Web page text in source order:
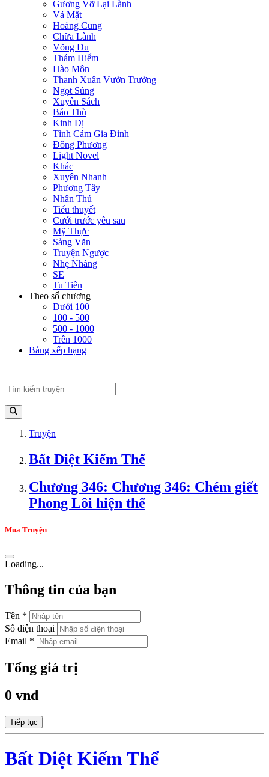
Gương Vỡ Lại Lành
Vả Mặt
Hoàng Cung
Chữa Lành
Võng Du
Thám Hiểm
Hào Môn
Thanh Xuân Vườn Trường
Ngọt Sủng
Xuyên Sách
Báo Thù
Kinh Dị
Tình Cảm Gia Đình
Đông Phương
Light Novel
Khác
Xuyên Nhanh
Phương Tây
Nhân Thú
Tiểu thuyết
Cưới trước yêu sau
Mỹ Thực
Sảng Văn
Truyện Ngược
Nhẹ Nhàng
SE
Tu Tiên
Theo số chương
Dưới 100
100 - 500
500 - 1000
Trên 1000
Bảng xếp hạng
Truyện
Bất Diệt Kiếm Thể
Chương 346: Chương 346: Chém giết
Phong Lôi hiện thế
Mua Truyện
Loading...
Thông tin của bạn
Tên *
Số điện thoại
Email *
Tổng giá trị
0 vnđ
Tiếp tục
Bất Diệt Kiếm Thể